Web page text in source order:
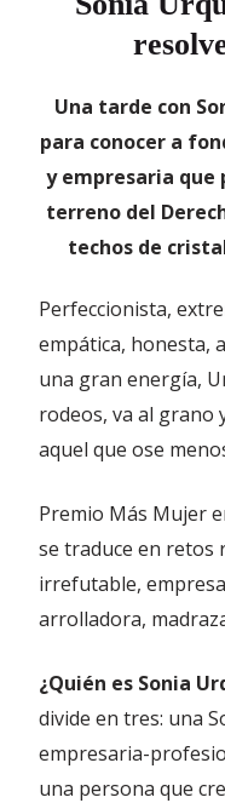
Una tarde con
para conocer a
y empresaria
terreno del
techos de
Perfeccionista,
empática, honesta,
una gran energía,
rodeos, va al grano
aquel que ose
Premio Más Mujer
se traduce en retos
irrefutable,
arrolladora,
¿Quién es Sonia
divide en tres: una
empresaria-
una persona que